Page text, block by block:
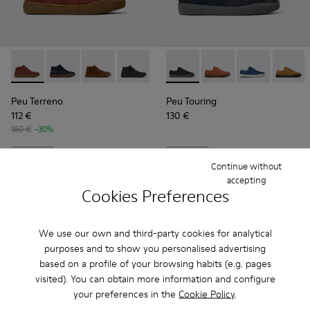
Cookies Preferences
We use our own and third-party cookies for analytical
purposes and to show you personalised advertising
based on a profile of your browsing habits (e.g. pages
visited). You can obtain more information and configure
your preferences in the Cookie Policy.
Continue without
accepting
Peu Terreno - K300467-014 - Burgundy Suede Ankle Boots
Peu Terreno - K300467-013 - Blue Leather Ankle
Peu Terreno - K300467-012 - Brown Suede
Peu Terreno - K300467-009
Peu Terreno - K300467-008
Peu Terreno -Peu Terreno -
Peu
Peu Terreno
112 €
160 € -30%
Peu Touring - K100479-051
Peu Touring -Peu Touring -
Peu
Peu Touring
130 €